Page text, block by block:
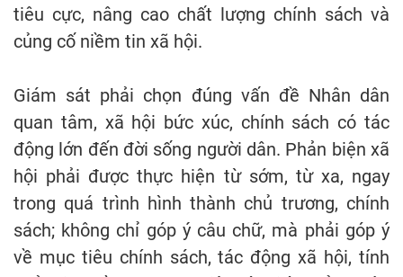
tiêu cực, nâng cao chất lượng chính sách và
củng cố niềm tin xã hội.
Giám sát phải chọn đúng vấn đề Nhân dân
quan tâm, xã hội bức xúc, chính sách có tác
động lớn đến đời sống người dân. Phản biện xã
hội phải được thực hiện từ sớm, từ xa, ngay
trong quá trình hình thành chủ trương, chính
sách; không chỉ góp ý câu chữ, mà phải góp ý
về mục tiêu chính sách, tác động xã hội, tính